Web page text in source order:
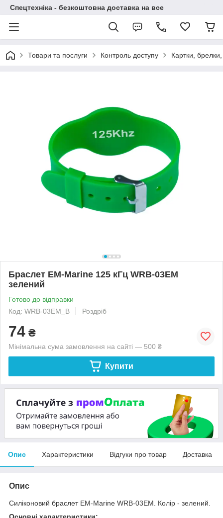
Спецтехніка - безкоштовна доставка на все
Товари та послуги Контроль доступу Картки, брелки,
Браслет EM-Marine 125 кГц WRB-03EM
зелений
Готово до відправки
Код: WRB-03EM_B
Роздріб
74 ₴
Мінімальна сума замовлення на сайті — 500 ₴
Купити
Опис Характеристики Відгуки про товар Доставка
Опис
Силіконовий браслет EM-Marine WRB-03EM. Колір - зелений.